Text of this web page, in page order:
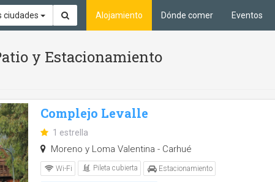
ciudades Alojamiento Dónde comer Eventos
y Estacionamiento
Complejo Levalle
1 estrella
Moreno y Loma Valentina - Carhué
Wi-Fi Pileta cubierta Estacionamiento